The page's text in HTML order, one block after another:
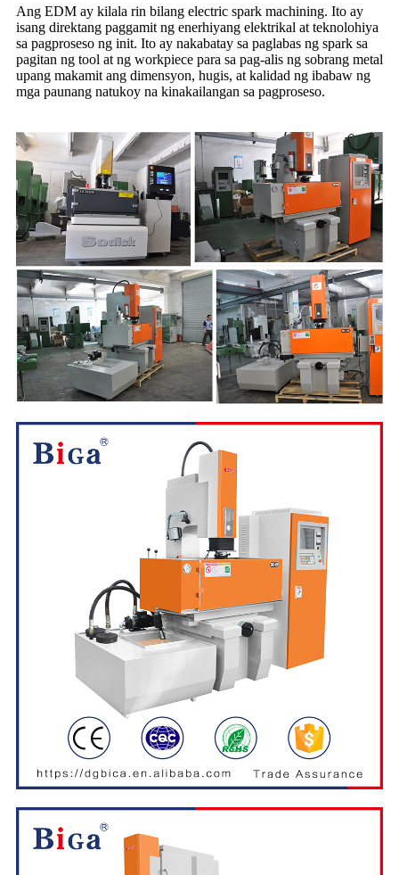
Ang EDM ay kilala rin bilang electric spark machining. Ito ay
isang direktang paggamit ng enerhiyang elektrikal at teknolohiya
sa pagproseso ng init. Ito ay nakabatay sa paglabas ng spark sa
pagitan ng tool at ng workpiece para sa pag-alis ng sobrang metal
upang makamit ang dimensyon, hugis, at kalidad ng ibabaw ng
mga paunang natukoy na kinakailangan sa pagproseso.